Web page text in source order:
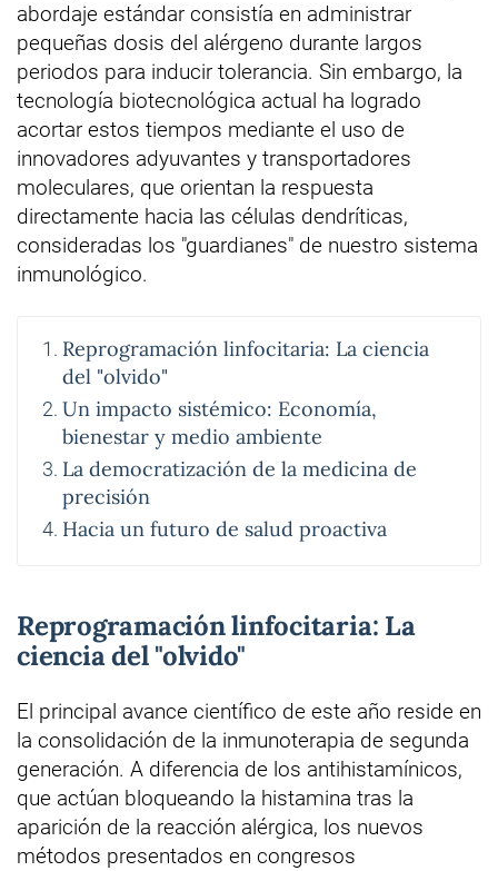
abordaje estándar consistía en administrar
pequeñas dosis del alérgeno durante largos
periodos para inducir tolerancia. Sin embargo, la
tecnología biotecnológica actual ha logrado
acortar estos tiempos mediante el uso de
innovadores adyuvantes y transportadores
moleculares, que orientan la respuesta
directamente hacia las células dendríticas,
consideradas los "guardianes" de nuestro sistema
inmunológico.
Reprogramación linfocitaria: La ciencia
del "olvido"
Un impacto sistémico: Economía,
bienestar y medio ambiente
La democratización de la medicina de
precisión
Hacia un futuro de salud proactiva
Reprogramación linfocitaria: La
ciencia del "olvido"
El principal avance científico de este año reside en
la consolidación de la inmunoterapia de segunda
generación. A diferencia de los antihistamínicos,
que actúan bloqueando la histamina tras la
aparición de la reacción alérgica, los nuevos
métodos presentados en congresos